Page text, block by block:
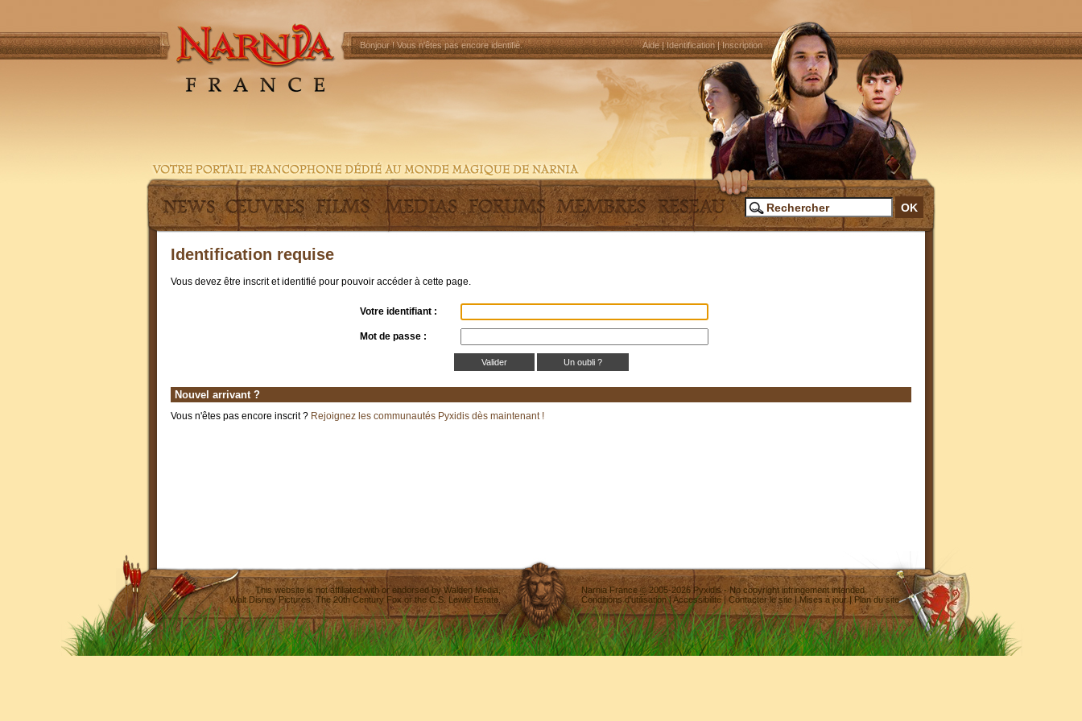
Bonjour !Vous n'êtes pas encore identifié. Aide|Identification|Inscription
Identification requise
Vous devez être inscrit et identifié pour pouvoir accéder à cette page.
Votre identifiant :
Mot de passe :
Un oubli ?
Nouvel arrivant ?
Vous n'êtes pas encore inscrit ? Rejoignez les communautés Pyxidis dès maintenant !
This website is not affiliated with or endorsed byWalden Media
Walt Disney Pictures,The 20th Century Fox or the C.S. Lewis Estate.
Narnia France ©2005-2026 Pyxidis- No copyright infringement intended
Conditions d'utilisation|Accessibilité| Contacter le site|Mises à jour| Plan du site